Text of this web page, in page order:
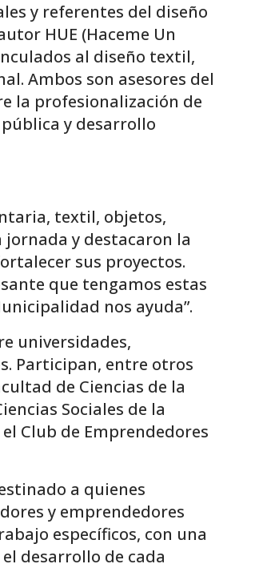
y referentes del diseño
HUE (Haceme Un
al diseño textil,
Ambos son asesores del
la profesionalización de
y desarrollo
textil, objetos,
y destacaron la
sus proyectos.
que tengamos estas
nos ayuda”.
universidades,
Participan, entre otros
de Ciencias de la
Sociales de la
Club de Emprendedores
a quienes
y emprendedores
específicos, con una
desarrollo de cada